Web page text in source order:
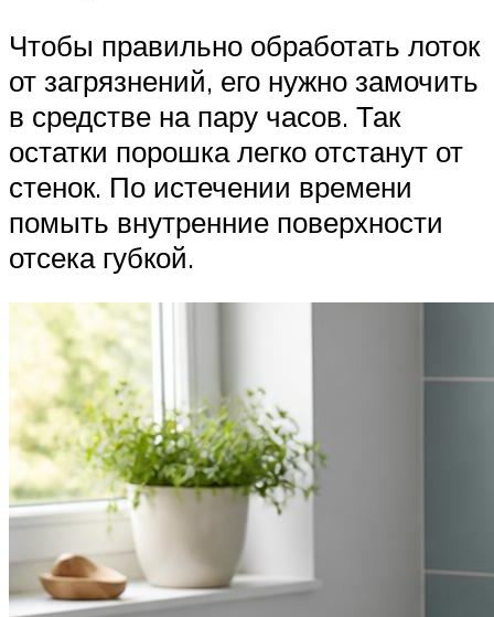
Чтобы правильно обработать лоток
от загрязнений, его нужно замочить
в средстве на пару часов. Так
остатки порошка легко отстанут от
стенок. По истечении времени
помыть внутренние поверхности
отсека губкой.